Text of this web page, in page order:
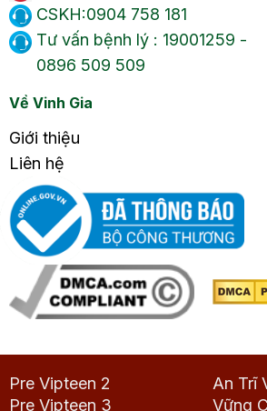
CSKH:0904 758 181
Tư vấn bệnh lý : 19001259 -
0896 509 509
Về Vinh Gia
Giới thiệu
Liên hệ
Pre Vipteen 2
Pre Vipteen 3
An Trĩ
Vững